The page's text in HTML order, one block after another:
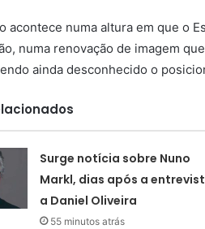
acontece numa altura em que o
numa renovação de imagem
ainda desconhecido o
Surge notícia sobre Nuno
Markl, dias após a
a Daniel Oliveira
55 minutos atrás